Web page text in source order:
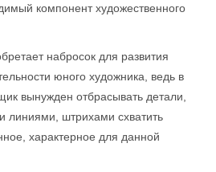
компонент художественного
набросок для развития
юного художника, ведь в
вынужден отбрасывать детали,
линиями, штрихами схватить
характерное для данной